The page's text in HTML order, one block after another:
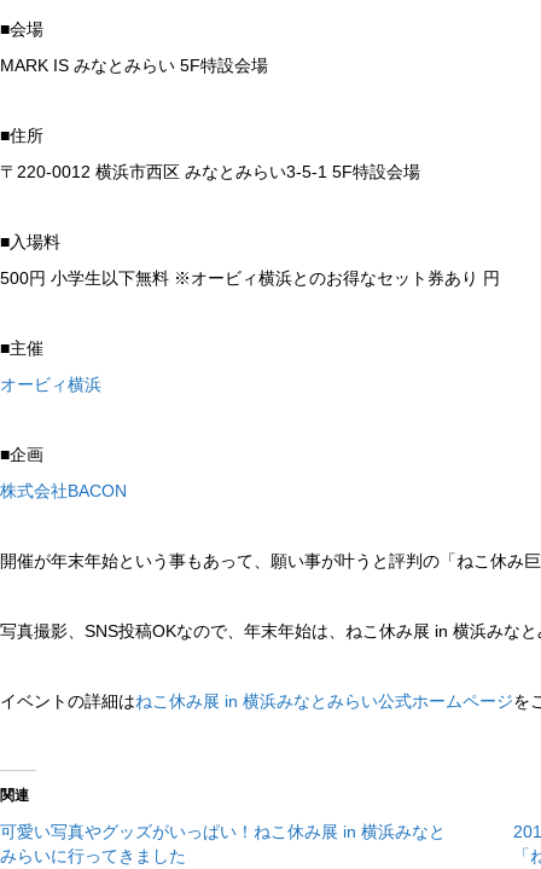
■会場
MARK IS みなとみらい 5F特設会場
■住所
〒220-0012 横浜市西区 みなとみらい3-5-1 5F特設会場
■入場料
500円 小学生以下無料 ※オービィ横浜とのお得なセット券あり 円
■主催
オービィ横浜
■企画
株式会社BACON
開催が年末年始という事もあって、願い事が叶うと評判の「ねこ休み
写真撮影、SNS投稿OKなので、年末年始は、ねこ休み展 in 横浜みな
イベントの詳細はねこ休み展 in 横浜みなとみらい公式ホームページを
関連
可愛い写真やグッズがいっぱい！ねこ休み展 in 横浜みなと
みらいに行ってきました